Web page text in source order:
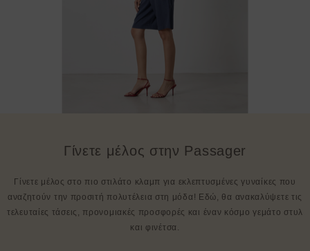
Γίνετε μέλος στην Passager
Γίνετε μέλος στο πιο στιλάτο κλαμπ για εκλεπτυσμένες γυναίκες που
αναζητούν την προσιτή πολυτέλεια στη μόδα! Εδώ, θα ανακαλύψετε τις
τελευταίες τάσεις, προνομιακές προσφορές και έναν κόσμο γεμάτο στυλ
και φινέτσα.